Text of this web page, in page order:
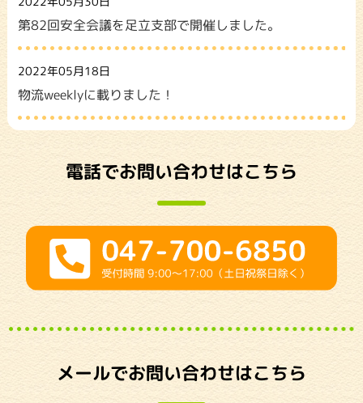
第82回安全会議を足立支部で開催しました。
2022年05月18日
物流weeklyに載りました！
電話でお問い合わせはこちら
メールでお問い合わせはこちら